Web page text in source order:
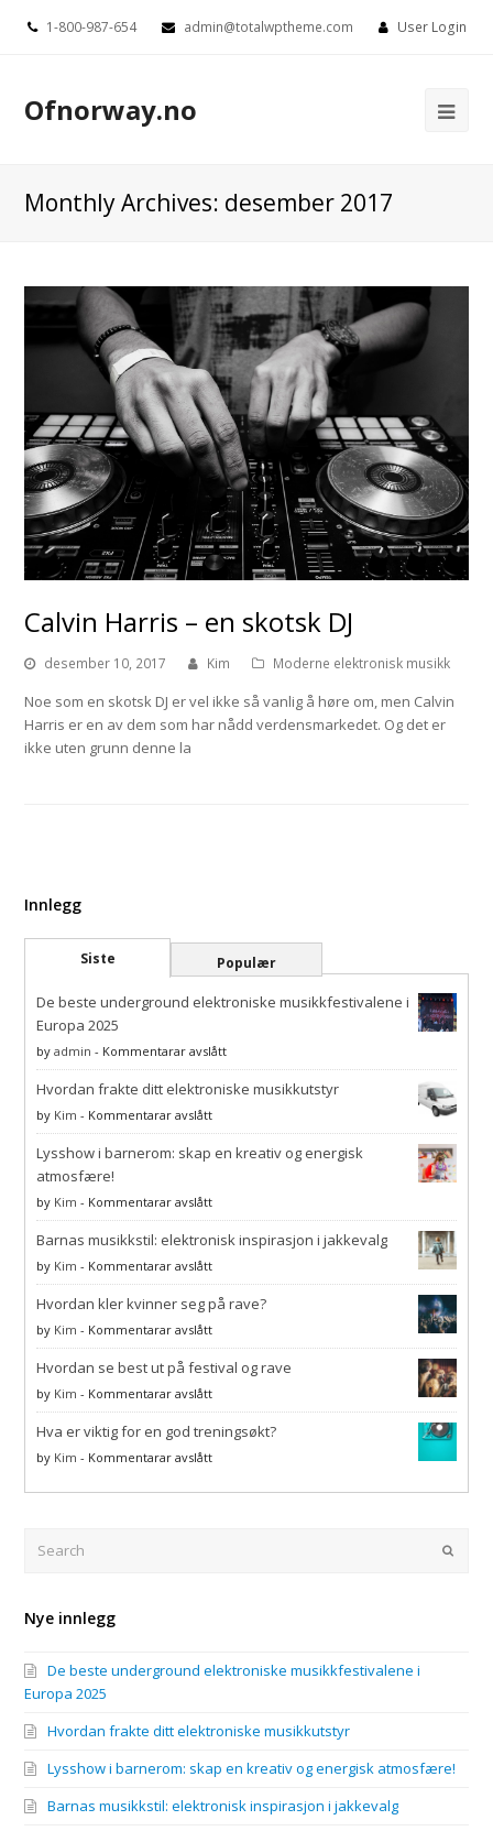
1-800-987-654 admin@totalwptheme.com User Login
Ofnorway.no
Monthly Archives: desember 2017
Calvin Harris – en skotsk DJ
desember 10, 2017 Kim Moderne elektronisk musikk
Noe som en skotsk DJ er vel ikke så vanlig å høre om, men Calvin
Harris er en av dem som har nådd verdensmarkedet. Og det er
ikke uten grunn denne la
Innlegg
Siste Populær
De beste underground elektroniske musikkfestivalene i
Europa 2025
byadmin - Kommentarar avslåttpå
De
beste
musikkfestivalene
Hvordan frakte ditt elektroniske musikkutstyr
by Kim - Kommentarar avslåttpå
Hvordan
frakte
musikkutstyr
Lysshow i barnerom: skap en kreativ og energisk
atmosfære!
by Kim - Kommentarar avslåttpå
Lysshow
i
en
og
atmosfære!
Barnas musikkstil: elektronisk inspirasjon i jakkevalg
by Kim - Kommentarar avslåttpå
Barnas
musikkstil:
i
Hvordan kler kvinner seg på rave?
by Kim - Kommentarar avslåttpå
Hvordan
kler
på
Hvordan se best ut på festival og rave
by Kim - Kommentarar avslåttpå
Hvordan
se
på
Hva er viktig for en god treningsøkt?
by Kim - Kommentarar avslåttpå
er
Submit
Nye innlegg
De beste underground elektroniske musikkfestivalene i
Europa 2025
Hvordan frakte ditt elektroniske musikkutstyr
Lysshow i barnerom: skap en kreativ og energisk atmosfære!
Barnas musikkstil: elektronisk inspirasjon i jakkevalg